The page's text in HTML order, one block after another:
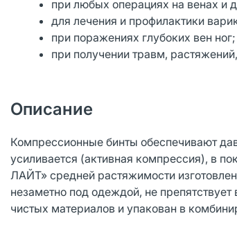
при любых операциях на венах и
для лечения и профилактики
при поражениях глубоких вен ног;
при получении травм,
Описание
Компрессионные бинты обеспечивают
усиливается (активная компрессия), в
ЛАЙТ» средней растяжимости
незаметно под одеждой, не
чистых материалов и упакован в